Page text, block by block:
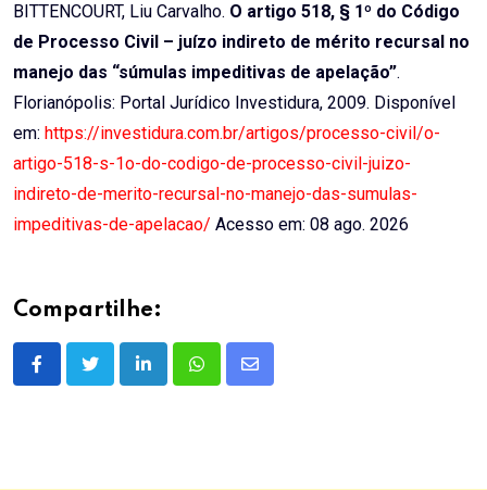
BITTENCOURT, Liu Carvalho. O artigo 518, § 1º do Código
de Processo Civil – juízo indireto de mérito recursal no
manejo das “súmulas impeditivas de apelação”.
Florianópolis: Portal Jurídico Investidura, 2009. Disponível
em: https://investidura.com.br/artigos/processo-civil/o-
artigo-518-s-1o-do-codigo-de-processo-civil-juizo-
indireto-de-merito-recursal-no-manejo-das-sumulas-
impeditivas-de-apelacao/ Acesso em: 08 ago. 2026
Compartilhe:
LinkedInWhatsappShare